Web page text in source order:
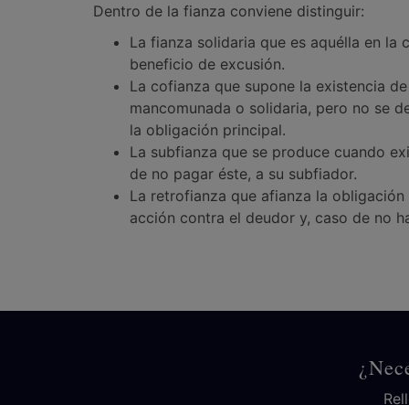
Dentro de la fianza conviene distinguir:
La fianza solidaria que es aquélla en
beneficio de excusión.
La cofianza que supone la existencia
mancomunada o solidaria, pero no se
la obligación principal.
La subfianza que se produce cuando
de no pagar éste, a su subfiador.
La retrofianza que afianza la
acción contra el deudor y, caso de no